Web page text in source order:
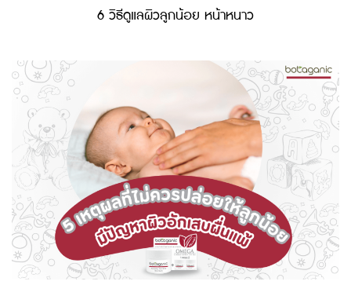
6 วิธีดูแลผิวลูกน้อย หน้าหนาว